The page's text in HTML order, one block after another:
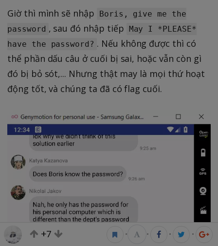
Giờ thì mình sẽ nhập
Boris, give me the
password , sau đó nhập tiếp
May I *PLEASE*
have the password? . Nếu không được thì có
thể phần dấu câu ở cuối bị sai, hoặc vẫn còn gì
đó bị bỏ sót,... Nhưng thật may là mọi thứ hoạt
động tốt, và chúng ta đã có flag cuối.
+7 • • • •